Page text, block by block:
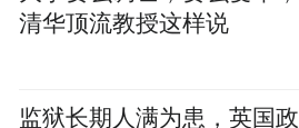
清华顶流教授这样说
监狱长期人满为患，英国政